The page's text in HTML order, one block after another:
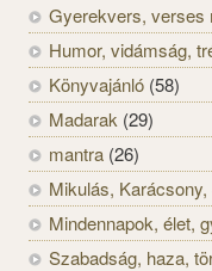
Gyerekvers, verses
Humor, vidámság,
Könyvajánló (58)
Madarak (29)
mantra (26)
Mikulás,
Mindennapok, élet,
Szabadság, haza,